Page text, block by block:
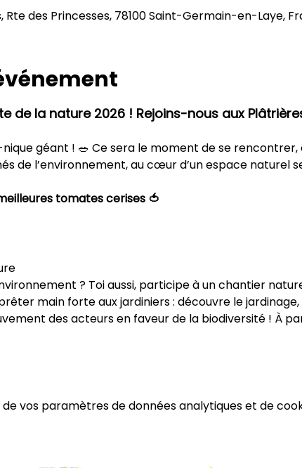
des Princesses, 78100 Saint-Germain-en-Laye,
de la nature 2026 ! Rejoins-nous aux
nique géant ! 🥗 Ce sera le moment de se
de l’environnement, au cœur d’un espace naturel
tomates cerises 🍅
? Toi aussi, participe à un chantier
main forte aux jardiniers : découvre le
des acteurs en faveur de la biodiversité ! À
vos paramètres de données analytiques et de